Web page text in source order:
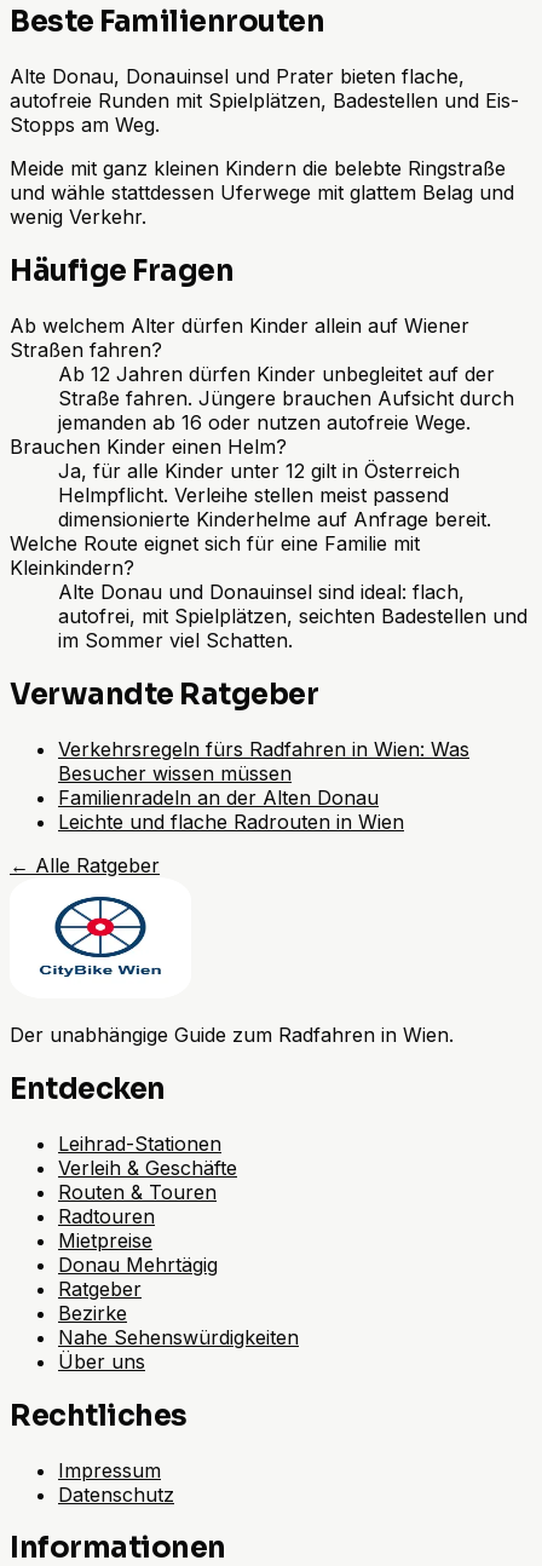
Beste Familienrouten
Alte Donau, Donauinsel und Prater bieten flache,
autofreie Runden mit Spielplätzen, Badestellen und Eis-
Stopps am Weg.
Meide mit ganz kleinen Kindern die belebte Ringstraße
und wähle stattdessen Uferwege mit glattem Belag und
wenig Verkehr.
Häufige Fragen
Ab welchem Alter dürfen Kinder allein auf Wiener
Straßen fahren?
Ab 12 Jahren dürfen Kinder unbegleitet auf der
Straße fahren. Jüngere brauchen Aufsicht durch
jemanden ab 16 oder nutzen autofreie Wege.
Brauchen Kinder einen Helm?
Ja, für alle Kinder unter 12 gilt in Österreich
Helmpflicht. Verleihe stellen meist passend
dimensionierte Kinderhelme auf Anfrage bereit.
Welche Route eignet sich für eine Familie mit
Kleinkindern?
Alte Donau und Donauinsel sind ideal: flach,
autofrei, mit Spielplätzen, seichten Badestellen und
im Sommer viel Schatten.
Verwandte Ratgeber
Verkehrsregeln fürs Radfahren in Wien: Was
Besucher wissen müssen
Familienradeln an der Alten Donau
Leichte und flache Radrouten in Wien
← Alle Ratgeber
Der unabhängige Guide zum Radfahren in Wien.
Entdecken
Leihrad-Stationen
Verleih & Geschäfte
Routen & Touren
Radtouren
Mietpreise
Donau Mehrtägig
Ratgeber
Bezirke
Nahe Sehenswürdigkeiten
Über uns
Rechtliches
Impressum
Datenschutz
Informationen